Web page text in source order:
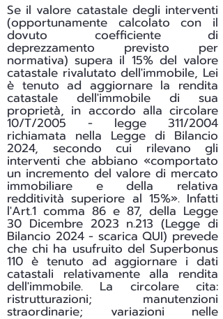
Se il valore catastale degli interventi
(opportunamente calcolato con il
dovuto coefficiente di
deprezzamento previsto per
normativa) supera il 15% del valore
catastale rivalutato dell'immobile, Lei
è tenuto ad aggiornare la rendita
catastale dell'immobile di sua
proprietà, in accordo alla circolare
10/T/2005 - legge 311/2004
richiamata nella Legge di Bilancio
2024, secondo cui rilevano gli
interventi che abbiano «comportato
un incremento del valore di mercato
immobiliare e della relativa
redditività superiore al 15%». Infatti
l'Art.1 comma 86 e 87, della Legge
30 Dicembre 2023 n.213 (Legge di
Bilancio 2024 - scaricaQUI) prevede
che chi ha usufruito del Superbonus
110 è tenuto ad aggiornare i dati
catastali relativamente alla rendita
dell'immobile. La circolare cita:
ristrutturazioni; manutenzioni
straordinarie; variazioni nelle